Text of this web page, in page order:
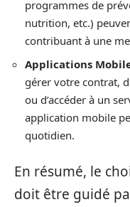
programmes de
nutrition, etc.)
contribuant à une
Applications
gérer votre contrat,
ou d’accéder à un
application mobile
quotidien.
En résumé, le
doit être guidé